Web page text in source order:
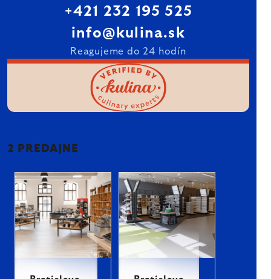
+421 232 195 525
info@kulina.sk
Reagujeme do 24 hodín
2 PREDAJNE